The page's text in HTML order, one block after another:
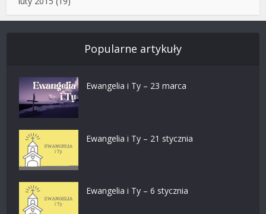
Popularne artykuły
Ewangelia i Ty – 23 marca
Ewangelia i Ty – 21 stycznia
Ewangelia i Ty – 6 stycznia